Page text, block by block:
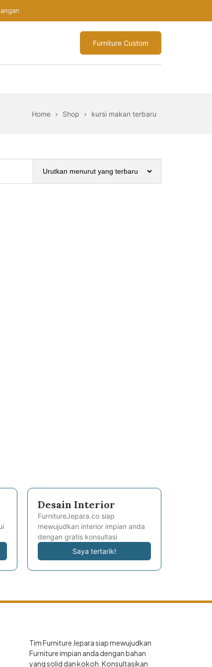
Furniture Custom
Home Shop kursi makan terbaru
Desain Interior
FurnitureJepara.co siap
mewujudkan interior impian anda
dengan gratis konsultasi
Saya tertarik!
Tim Furniture Jepara siap mewujudkan
Furniture impian anda dengan bahan
yang solid dan kokoh. Konsultasikan